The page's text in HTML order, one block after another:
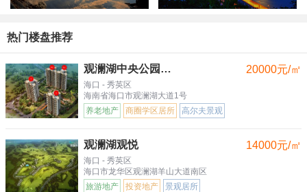
热门楼盘推荐
观澜湖中央公园三区
海口 - 秀英区
20000元/㎡
海南省海口市观澜湖大道1号
养老地产
商圈学区居所 高尔夫景观
观澜湖观悦
海口 - 秀英区
14000元/㎡
海口市龙华区观澜湖羊山大道南区
旅游地产
投资地产 景观居所